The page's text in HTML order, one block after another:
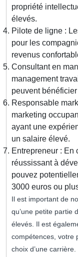
propriété
élevés.
Pilote de ligne :
pour les
revenus
Consultant en
management
peuvent
Responsable
marketing
ayant une
un salaire élevé.
Entrepreneur : En
réussissant à
pouvez
3000 euros ou
Il est important de
qu’une petite partie
élevés. Il est
compétences, votre
choix d’une